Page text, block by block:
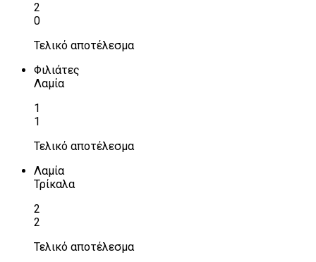
2
0
Τελικό αποτέλεσμα
Φιλιάτες
Λαμία
1
1
Τελικό αποτέλεσμα
Λαμία
Τρίκαλα
2
2
Τελικό αποτέλεσμα